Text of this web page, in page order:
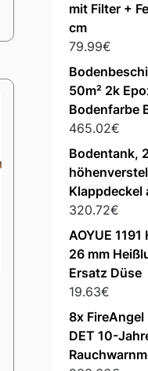
mit Filter +
cm
79.99€
50m² 2k
Bodenfarbe
465.02€
Bodentank,
Klappdeckel
320.72€
AOYUE
26 mm
Ersatz Düse
19.63€
8x
DET 10-